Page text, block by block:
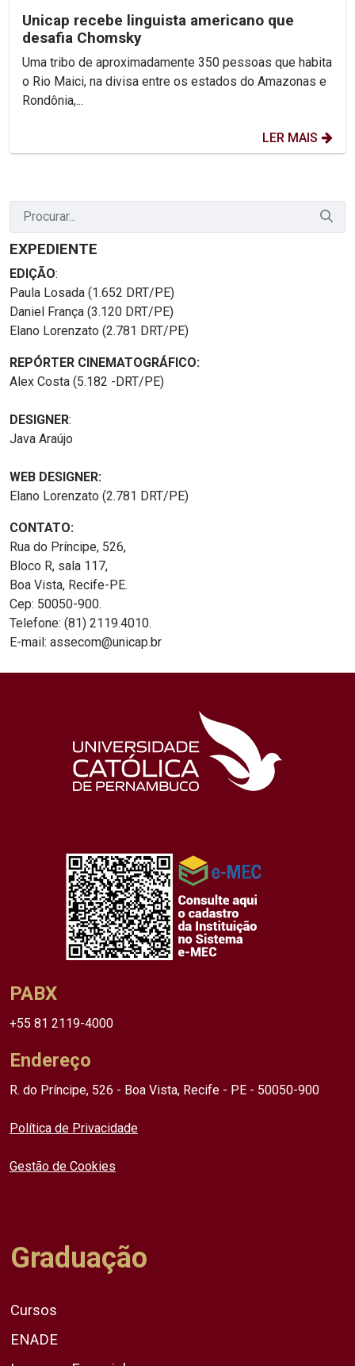
Unicap recebe linguista americano que
desafia Chomsky
Uma tribo de aproximadamente 350 pessoas que habita
o Rio Maici, na divisa entre os estados do Amazonas e
Rondônia,...
LER MAIS
EXPEDIENTE
EDIÇÃO:
Paula Losada (1.652 DRT/PE)
Daniel França (3.120 DRT/PE)
Elano Lorenzato (2.781 DRT/PE)
REPÓRTER CINEMATOGRÁFICO:
Alex Costa (5.182 -DRT/PE)
DESIGNER:
Java Araújo
WEB DESIGNER:
Elano Lorenzato (2.781 DRT/PE)
CONTATO:
Rua do Príncipe, 526,
Bloco R, sala 117,
Boa Vista, Recife-PE.
Cep: 50050-900.
Telefone: (81) 2119.4010.
E-mail: assecom@unicap.br
PABX
+55 81 2119-4000
Endereço
R. do Príncipe, 526 - Boa Vista, Recife - PE - 50050-900
Política de Privacidade
Gestão de Cookies
Graduação
Cursos
ENADE